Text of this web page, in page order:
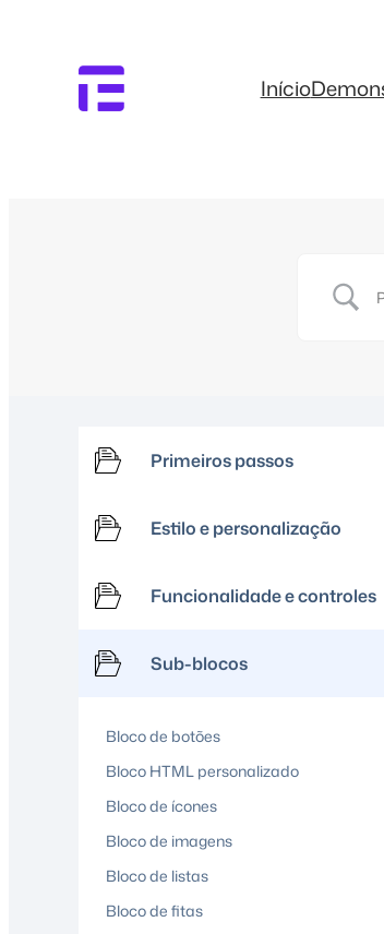
Início
Primeiros passos
Estilo e personalização
Funcionalidade e controles
Sub-blocos
Bloco de botões
Bloco HTML personalizado
Bloco de ícones
Bloco de imagens
Bloco de listas
Bloco de fitas